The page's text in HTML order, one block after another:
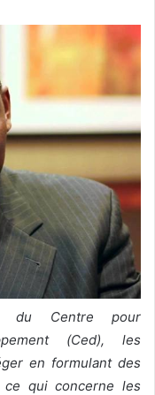
du Centre pour
(Ced), les
en formulant des
ce qui concerne les